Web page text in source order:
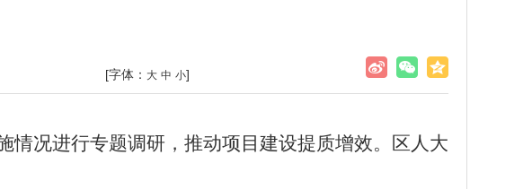
[字体： 大 中 小]
情况进行专题调研 ，推动项目建设提质增效。区人大